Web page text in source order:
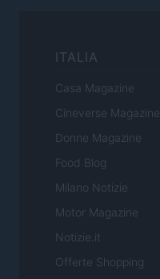
ITALIA
Casa Magazine
Cineverse Magazine
Donne Magazine
Food Blog
Milano Notizie
Motor Magazine
Notizie.it
Offerte Shopping